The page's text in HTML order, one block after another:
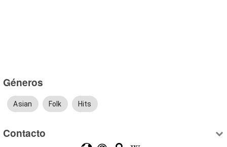
Géneros
Asian Folk Hits
Contacto